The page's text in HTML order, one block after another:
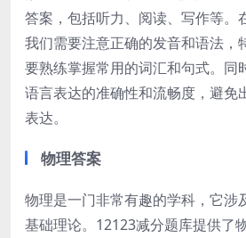
答案，包括听力、阅读、写作等。
我们需要注意正确的发音和语法，
要熟练掌握常用的词汇和句式。同
语言表达的准确性和流畅度，避免
表达。
物理答案
物理是一门非常有趣的学科，它涉
基础理论。12123减分题库提供了